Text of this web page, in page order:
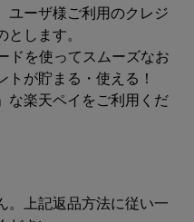
ユーザ様ご利用のクレジ
とします。
ドを使ってスムーズなお
が貯まる・使える！
な楽天ペイをご利用くだ
。上記返品方法に従い一